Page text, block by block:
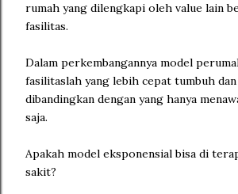
rumah yang dilengkapi oleh value lain
fasilitas.
Dalam perkembangannya model
fasilitaslah yang lebih cepat tumbuh
dibandingkan dengan yang hanya
saja.
Apakah model eksponensial bisa di
sakit?